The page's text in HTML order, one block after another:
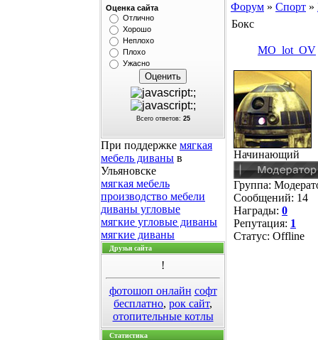
Оценка сайта
Отлично
Хорошо
Неплохо
Плохо
Ужасно
Всего ответов: 25
При поддержке мягкая
мебель диваны в
Ульяновске
мягкая мебель
производство мебели
диваны угловые
мягкие угловые диваны
мягкие диваны
Друзья сайта
!
фотошоп онлайн софт
бесплатно, рок сайт,
отопительные котлы
Статистика
Форум » Спорт »
Бокс
MO_lot_OV
Начинающий
Группа:
Сообщений: 14
Награды: 0
Репутация: 1
Статус: Offline